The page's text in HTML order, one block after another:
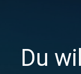
Du